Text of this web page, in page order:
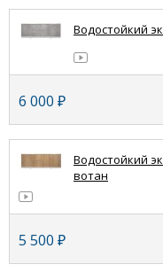
Водостойкий
6 000 ₽
Водостойкий
вотан
5 500 ₽